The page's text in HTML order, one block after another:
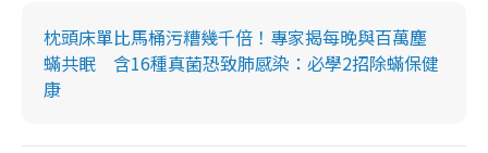
枕頭床單比馬桶污糟幾千倍！專家揭每晚與百萬塵
蟎共眠 含16種真菌恐致肺感染：必學2招除蟎保健
康